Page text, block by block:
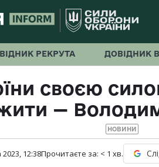
РЕКРУТА ДОВІДНИК
своєю
—
НОВИНИ
12:38Прочитаєте за: < 1 хв.